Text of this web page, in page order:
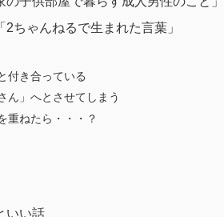
ちゃんねるで生まれた言葉」
付き合っている
ん」へとさせてしまう
重ねたら・・・？
いい話